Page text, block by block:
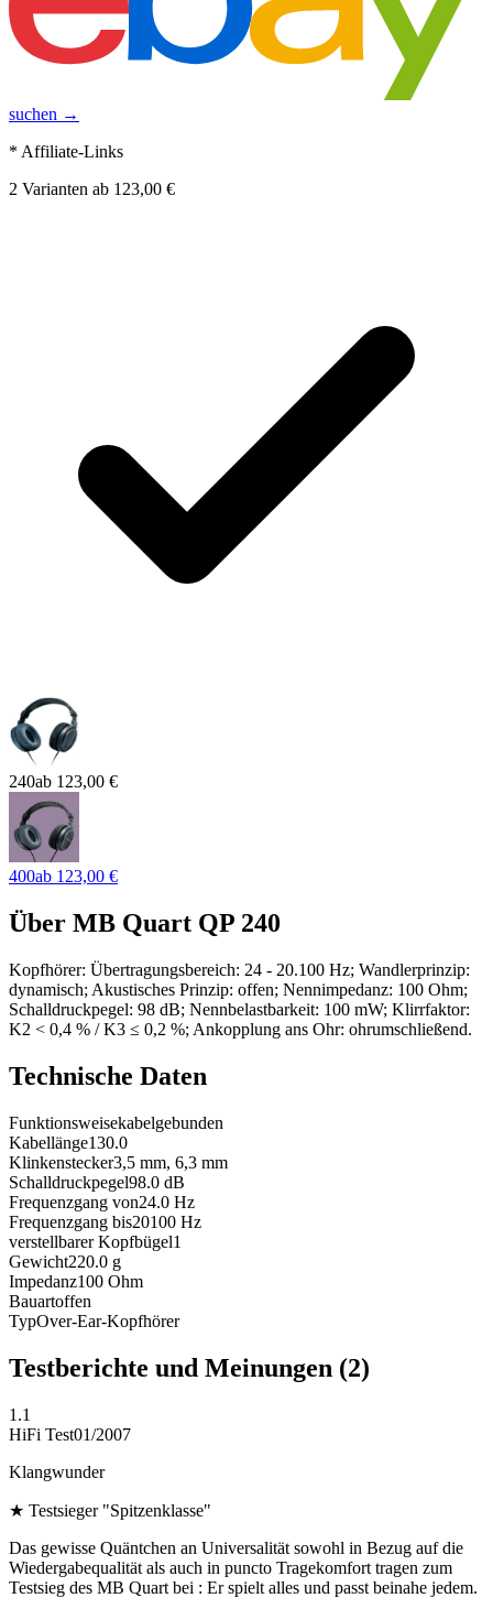
suchen →
* Affiliate-Links
2 Varianten ab 123,00 €
240ab 123,00 €
400ab 123,00 €
Über MB Quart QP 240
Kopfhörer: Übertragungsbereich: 24 - 20.100 Hz; Wandlerprinzip:
dynamisch; Akustisches Prinzip: offen; Nennimpedanz: 100 Ohm;
Schalldruckpegel: 98 dB; Nennbelastbarkeit: 100 mW; Klirrfaktor:
K2 < 0,4 % / K3 ≤ 0,2 %; Ankopplung ans Ohr: ohrumschließend.
Technische Daten
Funktionsweisekabelgebunden
Kabellänge130.0
Klinkenstecker3,5 mm, 6,3 mm
Schalldruckpegel98.0 dB
Frequenzgang von24.0 Hz
Frequenzgang bis20100 Hz
verstellbarer Kopfbügel1
Gewicht220.0 g
Impedanz100 Ohm
Bauartoffen
TypOver-Ear-Kopfhörer
Testberichte und Meinungen (2)
1.1
HiFi Test01/2007
Klangwunder
★ Testsieger "Spitzenklasse"
Das gewisse Quäntchen an Universalität sowohl in Bezug auf die
Wiedergabequalität als auch in puncto Tragekomfort tragen zum
Testsieg des MB Quart bei : Er spielt alles und passt beinahe jedem.